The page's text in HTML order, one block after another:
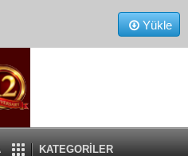
Yükle
KATEGORİLER